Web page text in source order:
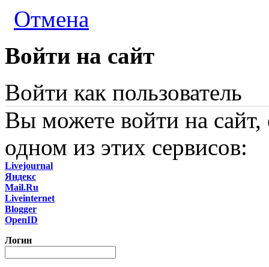
Отмена
Войти на сайт
Войти как пользователь
Вы можете войти на сайт,
одном из этих сервисов:
Livejournal
Яндекс
Mail.Ru
Liveinternet
Blogger
OpenID
Логин